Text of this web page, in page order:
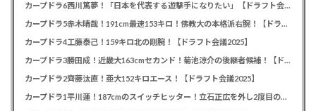
カープドラ6西川篤夢！「日本を代表する遊撃手になりたい」【ドラフト会議2025】
カープドラ5赤木晴哉！191cm最速153キロ！佛教大の本格派右腕！【ドラフト会議2025】
カープドラ4工藤泰己！159キロ北の剛腕！【ドラフト会議2025】
カープドラ3勝田成！近畿大163cmセカンド！菊池涼介の後継者候補！【ドラフト会議2025】
カープドラ2齊藤汰直！亜大152キロエース！【ドラフト会議2025】
カープドラ1平川蓮！187cmのスイッチヒッター！立石正広を外し2度目の重複も新井監督がクジを引き当てる！【ドラフト会議2025】